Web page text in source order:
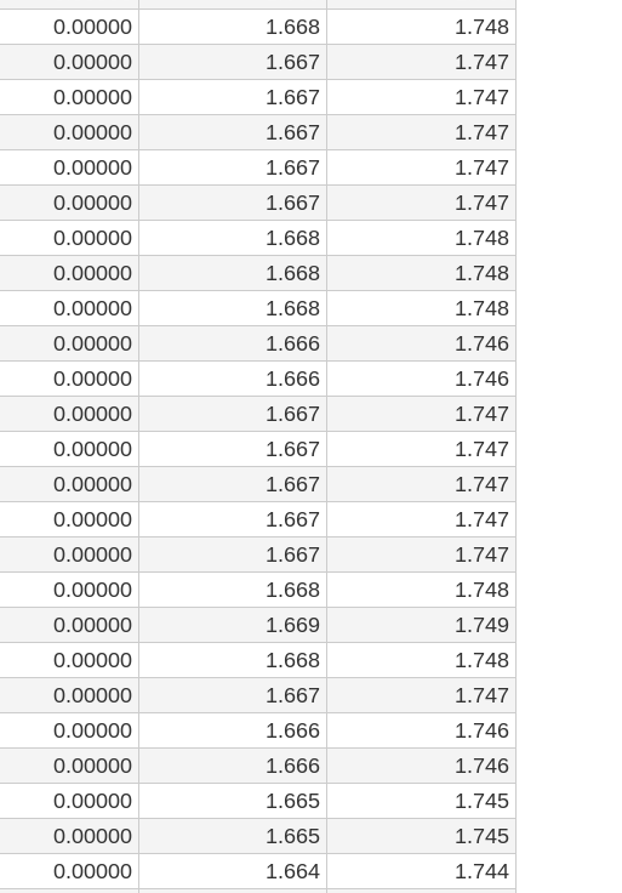
0.00000 1.668
1.748
0.00000 1.667
1.747
0.00000 1.667
1.747
0.00000 1.667
1.747
0.00000 1.667
1.747
0.00000 1.667
1.747
0.00000 1.668
1.748
0.00000 1.668
1.748
0.00000 1.668
1.748
0.00000 1.666
1.746
0.00000 1.666
1.746
0.00000 1.667
1.747
0.00000 1.667
1.747
0.00000 1.667
1.747
0.00000 1.667
1.747
0.00000 1.667
1.747
0.00000 1.668
1.748
0.00000 1.669
1.749
0.00000 1.668
1.748
0.00000 1.667
1.747
0.00000 1.666
1.746
0.00000 1.666
1.746
0.00000 1.665
1.745
0.00000 1.665
1.745
0.00000 1.664 1.744